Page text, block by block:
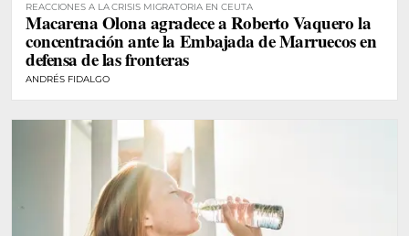
REACCIONES A LA CRISIS MIGRATORIA EN CEUTA
Macarena Olona agradece a Roberto Vaquero la
concentración ante la Embajada de Marruecos en
defensa de las fronteras
ANDRÉS FIDALGO